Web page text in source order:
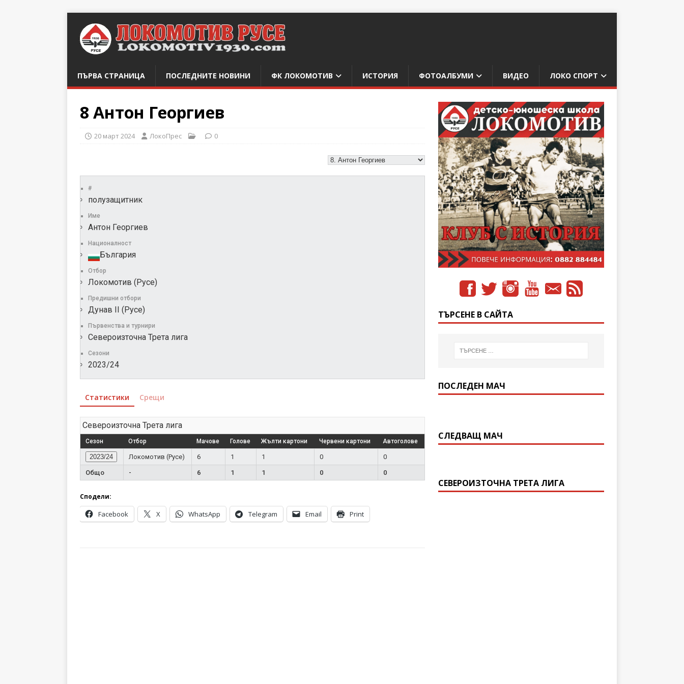
ПЪРВА СТРАНИЦА ПОСЛЕДНИТЕ НОВИНИ ФК ЛОКОМОТИВ ИСТОРИЯ ФОТОАЛБУМИ ВИДЕО ЛОКО СПОРТ
8 Антон Георгиев
20 март 2024 ЛокоПрес 0
#
полузащитник
Име
Антон Георгиев
Националност
България
Отбор
Локомотив (Русе)
Предишни отбори
Дунав II (Русе)
Първенства и турнири
Североизточна Трета лига
Сезони
2023/24
Статистики Срещи
Североизточна Трета лига
Сезон Отбор Мачове Голове Жълти картони Червени картони Автоголове
2023/24 Локомотив (Русе) 6 1 1 0 0
Общо - 6 1 1 0 0
Сподели:
Facebook X WhatsApp Telegram Email Print
ТЪРСЕНЕ В САЙТА
ПОСЛЕДЕН МАЧ
СЛЕДВАЩ МАЧ
СЕВЕРОИЗТОЧНА ТРЕТА ЛИГА